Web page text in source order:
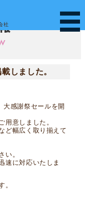
社
しました。
感謝祭セールを開
用意しました。
ど幅広く取り揃えて
い。
速に対応いたしま
。